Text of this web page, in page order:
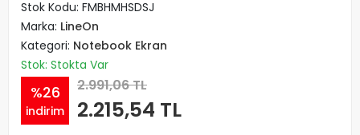
Stok Kodu: FMBHMHSDSJ
Marka: LineOn
Kategori: Notebook Ekran
Stok: Stokta Var
%26
indirim
2.991,06 TL
2.215,54 TL